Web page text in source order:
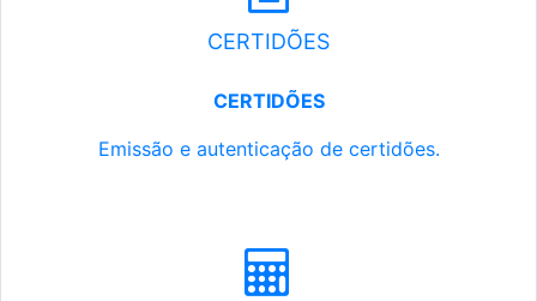
CERTIDÕES
CERTIDÕES
Emissão e autenticação de certidões.